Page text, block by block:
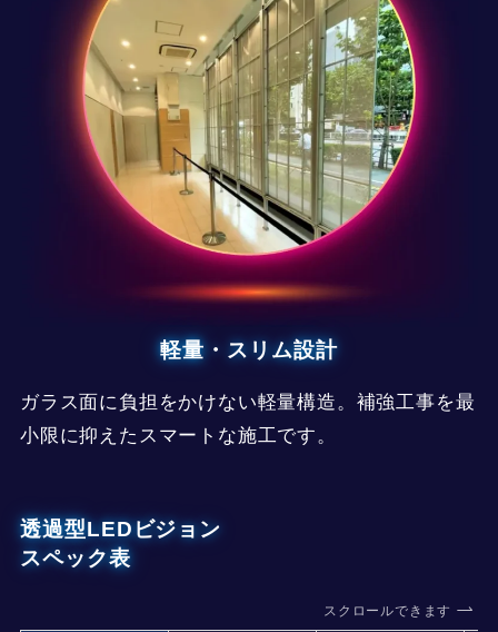
軽量・スリム設計
ガラス面に負担をかけない軽量構造。補強工事を最
小限に抑えたスマートな施工です。
透過型LEDビジョン
スペック表
スクロールできます